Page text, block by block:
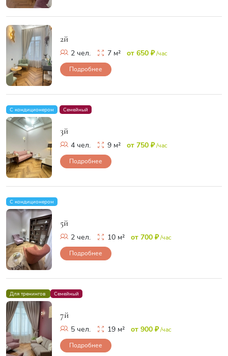
2й
2 чел. 7 м² от 650 ₽/час
Подробнее
С кондиционером Семейный
3й
4 чел. 9 м² от 750 ₽/час
Подробнее
С кондиционером
5й
2 чел. 10 м² от 700 ₽/час
Подробнее
Для тренингов Семейный
7й
5 чел. 19 м² от 900 ₽/час
Подробнее